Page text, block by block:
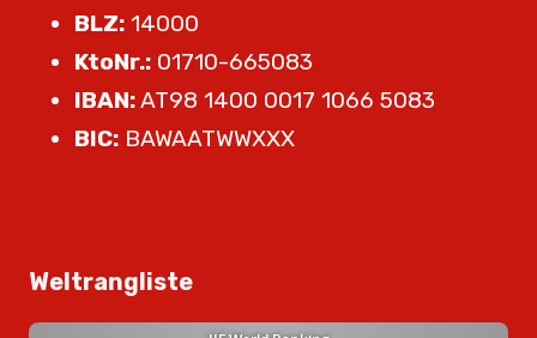
BLZ: 14000
KtoNr.: 01710-665083
IBAN:AT98 1400 0017 1066 5083
BIC: BAWAATWWXXX
Weltrangliste